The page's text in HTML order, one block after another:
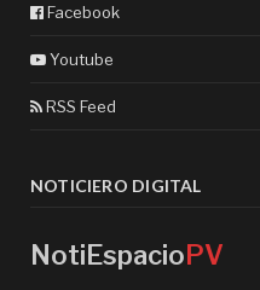
Facebook
Youtube
RSS Feed
NOTICIERO DIGITAL
NotiEspacioPV